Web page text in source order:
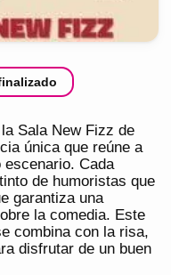
Sala New Fizz de
única que reúne a
Cada
de humoristas que
garantiza una
la comedia. Este
combina con la risa,
disfrutar de un buen